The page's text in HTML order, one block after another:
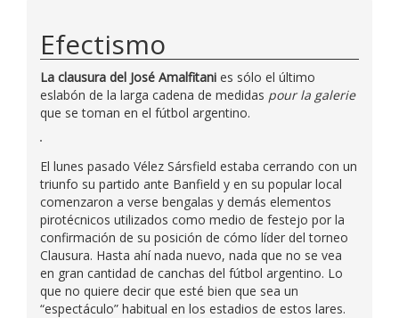
Efectismo
La clausura del José Amalfitani es sólo el último
eslabón de la larga cadena de medidas pour la galerie
que se toman en el fútbol argentino.
El lunes pasado Vélez Sársfield estaba cerrando con un
triunfo su partido ante Banfield y en su popular local
comenzaron a verse bengalas y demás elementos
pirotécnicos utilizados como medio de festejo por la
confirmación de su posición de cómo líder del torneo
Clausura. Hasta ahí nada nuevo, nada que no se vea
en gran cantidad de canchas del fútbol argentino. Lo
que no quiere decir que esté bien que sea un
“espectáculo” habitual en los estadios de estos lares.